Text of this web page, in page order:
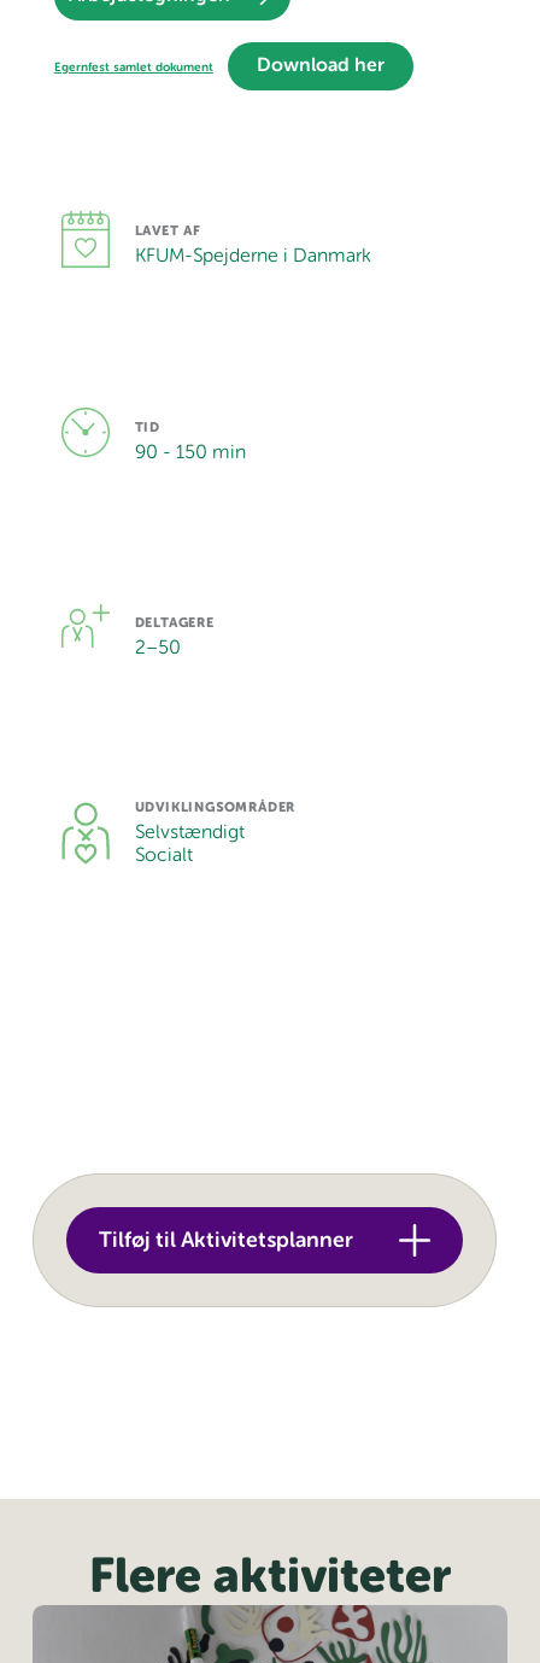
Egernfest samlet dokument Download her
LAVET AF
KFUM-Spejderne i Danmark
TID
90 - 150 min
DELTAGERE
2–50
UDVIKLINGSOMRÅDER
Selvstændigt
Socialt
Tilføj til Aktivitetsplanner
Flere aktiviteter